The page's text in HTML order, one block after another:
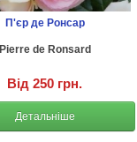
П'єр де Ронсар
Pierre de Ronsard
Від 250 грн.
Детальніше